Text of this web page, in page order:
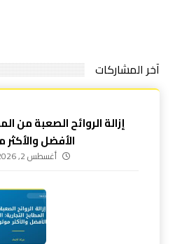
آخر المشاركات
إزالة الروائح الصعبة من
الأفضل
أغسطس 2, 2026